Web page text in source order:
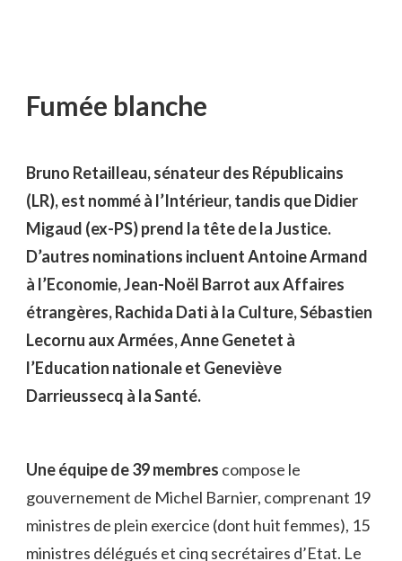
Fumée blanche
Bruno Retailleau, sénateur des Républicains
(LR), est nommé à l’Intérieur, tandis que Didier
Migaud (ex-PS) prend la tête de la Justice.
D’autres nominations incluent Antoine Armand
à l’Economie, Jean-Noël Barrot aux Affaires
étrangères, Rachida Dati à la Culture, Sébastien
Lecornu aux Armées, Anne Genetet à
l’Education nationale et Geneviève
Darrieussecq à la Santé.
Une équipe de 39 membres compose le
gouvernement de Michel Barnier, comprenant 19
ministres de plein exercice (dont huit femmes), 15
ministres délégués et cinq secrétaires d’Etat. Le